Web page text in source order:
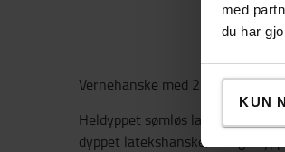
med
du har
KUN
Vernehanske med 2-lags
Heldyppet sømløs latekshanske
dyppet latekshanske, 2-lags